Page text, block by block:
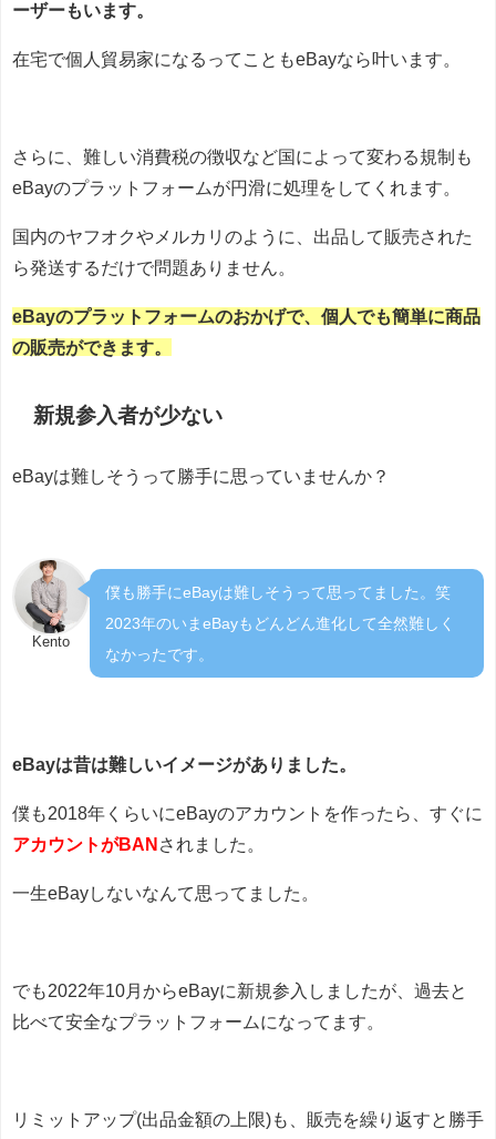
ーザーもいます。
在宅で個人貿易家になるってこともeBayなら叶います。
さらに、難しい消費税の徴収など国によって変わる規制も
eBayのプラットフォームが円滑に処理をしてくれます。
国内のヤフオクやメルカリのように、出品して販売された
ら発送するだけで問題ありません。
eBayのプラットフォームのおかげで、個人でも簡単に商品
の販売ができます。
新規参入者が少ない
eBayは難しそうって勝手に思っていませんか？
Kento
僕も勝手にeBayは難しそうって思ってました。笑
2023年のいまeBayもどんどん進化して全然難しく
なかったです。
eBayは昔は難しいイメージがありました。
僕も2018年くらいにeBayのアカウントを作ったら、すぐに
アカウントがBAN されました。
一生eBayしないなんて思ってました。
でも2022年10月からeBayに新規参入しましたが、過去と
比べて安全なプラットフォームになってます。
リミットアップ(出品金額の上限)も、販売を繰り返すと勝手